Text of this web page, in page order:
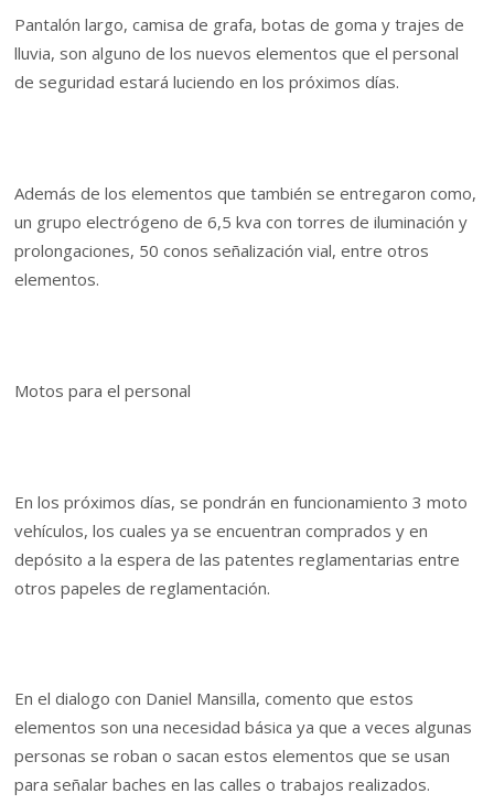
Pantalón largo, camisa de grafa, botas de goma y trajes de
lluvia, son alguno de los nuevos elementos que el personal
de seguridad estará luciendo en los próximos días.
Además de los elementos que también se entregaron como,
un grupo electrógeno de 6,5 kva con torres de iluminación y
prolongaciones, 50 conos señalización vial, entre otros
elementos.
Motos para el personal
En los próximos días, se pondrán en funcionamiento 3 moto
vehículos, los cuales ya se encuentran comprados y en
depósito a la espera de las patentes reglamentarias entre
otros papeles de reglamentación.
En el dialogo con Daniel Mansilla, comento que estos
elementos son una necesidad básica ya que a veces algunas
personas se roban o sacan estos elementos que se usan
para señalar baches en las calles o trabajos realizados.